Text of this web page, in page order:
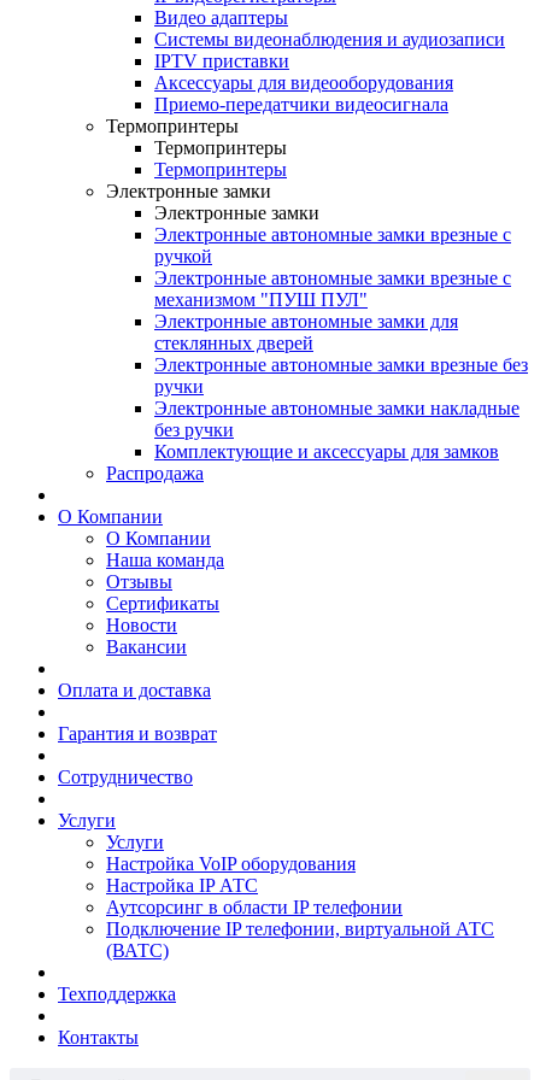
Видео адаптеры
Системы видеонаблюдения и аудиозаписи
IPTV приставки
Аксессуары для видеооборудования
Приемо-передатчики видеосигнала
Термопринтеры
Термопринтеры
Термопринтеры
Электронные замки
Электронные замки
Электронные автономные замки врезные с
ручкой
Электронные автономные замки врезные с
механизмом "ПУШ ПУЛ"
Электронные автономные замки для
стеклянных дверей
Электронные автономные замки врезные без
ручки
Электронные автономные замки накладные
без ручки
Комплектующие и аксессуары для замков
Распродажа
О Компании
О Компании
Наша команда
Отзывы
Сертификаты
Новости
Вакансии
Оплата и доставка
Гарантия и возврат
Сотрудничество
Услуги
Услуги
Настройка VoIP оборудования
Настройка IP АТС
Аутсорсинг в области IP телефонии
Подключение IP телефонии, виртуальной АТС
(ВАТС)
Техподдержка
Контакты